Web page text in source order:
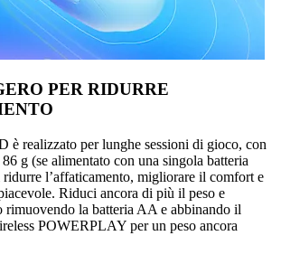
PER RIDURRE
è realizzato per lunghe sessioni di gioco, con
g (se alimentato con una singola batteria
l’affaticamento, migliorare il comfort e
Riduci ancora di più il peso e
la batteria AA e abbinando il
POWERPLAY per un peso ancora